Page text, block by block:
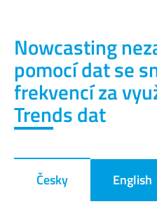
Nowcasting
pomocí dat se
frekvencí za
Trends dat
Česky English